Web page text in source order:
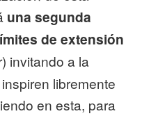
una segunda
de extensión
invitando a la
libremente
en esta, para